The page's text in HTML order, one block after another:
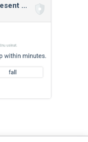
Present simple vs. present continuous